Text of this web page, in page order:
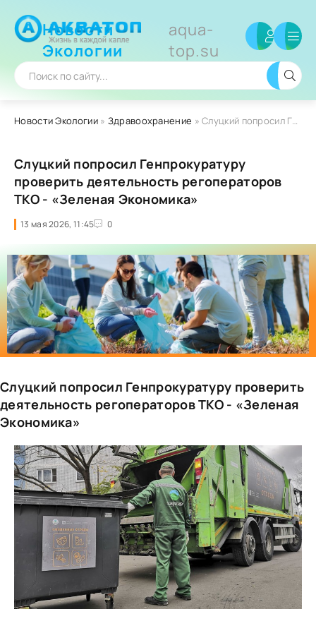
Новости
Экологии
aqua-
top.su
Новости Экологии» Здравоохранение » Слуцкий попросил Генпрокуратуру проверить деятельность регоператоров ТКО - «Зеленая Экономика»
Слуцкий попросил Генпрокуратуру
проверить деятельность регоператоров
ТКО - «Зеленая Экономика»
13 мая 2026, 11:45 0
Слуцкий попросил Генпрокуратуру проверить
деятельность регоператоров ТКО - «Зеленая
Экономика»